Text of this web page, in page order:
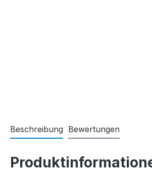
Beschreibung Bewertungen